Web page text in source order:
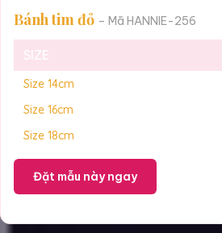
Bánh tim đỏ – Mã HANNIE-256
SIZE
Size 14cm
Size 16cm
Size 18cm
Đặt mẫu này ngay